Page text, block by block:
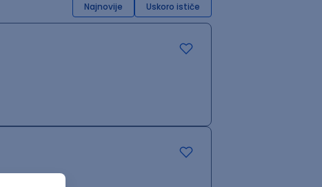
Najnovije Uskoro ističe